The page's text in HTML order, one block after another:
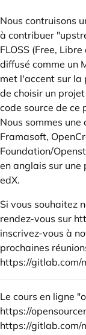
Nous contruisons
à contribuer
FLOSS (Free,
diffusé comme un
met l'accent sur
de choisir un
code source de ce
Nous sommes
Framasoft,
Foundation/
en anglais sur une
edX.
Si vous souhaitez
rendez-vous sur
inscrivez-vous à
prochaines
https://gitlab.com/
Le cours en ligne
https://
https://gitlab.com/